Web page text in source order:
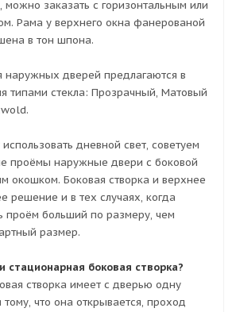
можно заказать с горизонтальным или
Рама у верхнего окна фанерованой
в тон шпона.
наружных дверей предлагаются в
типами стекла: Прозрачный, Матовый
дневной свет, советуем
проёмы наружные двери с боковой
окошком. Боковая створка и верхнее
решение и в тех случаях, когда
проём больший по размеру, чем
размер.
боковая створка?
створка имеет с дверью одну
что она открывается, проход